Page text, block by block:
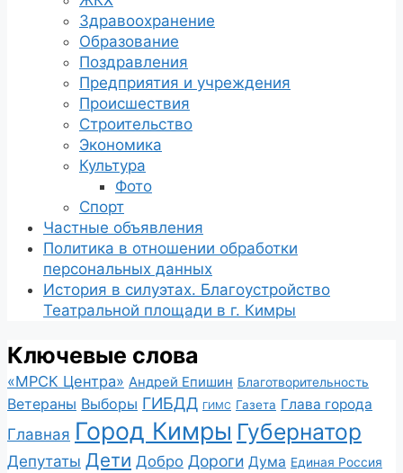
Здравоохранение
Образование
Поздравления
Предприятия и учреждения
Происшествия
Строительство
Экономика
Культура
Фото
Спорт
Частные объявления
Политика в отношении обработки
персональных данных
История в силуэтах. Благоустройство
Театральной площади в г. Кимры
Ключевые слова
«МРСК Центра» Андрей Епишин Благотворительность
Ветераны Выборы ГИБДД ГИМС Газета Глава города
Главная Город Кимры Губернатор
Депутаты Дети Добро Дороги Дума Единая Россия